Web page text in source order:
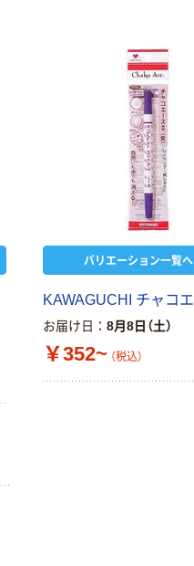
バリエーション一覧へ
KAWAGUCHI チャコ
お届け日 8月8日（土）
￥352~ （税込）